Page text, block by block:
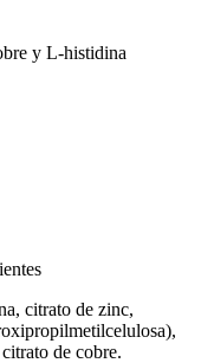
y L-histidina
citrato de zinc,
de cobre.